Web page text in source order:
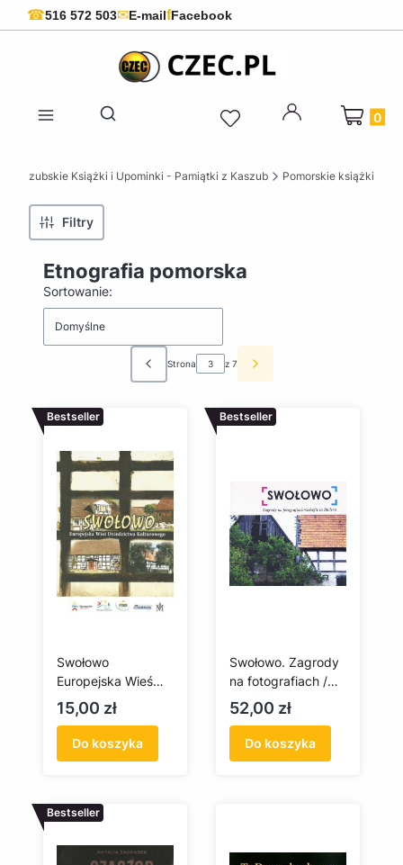
☎516 572 503✉E-mailfFacebook
Otwórz wyszukiwarkę
Produkty
Kaszubskie Książki i Upominki - Pamiątki z Kaszub Pomorskie książki
Filtry
Etnografia pomorska
Lista produktów
Sortowanie:
Domyślne
Poprzednie produkty
Strona z 7 Następne produkty
Bestseller
Swołowo
Europejska Wieś
Dziedzictwa
Kulturowego
Cena
15,00 zł
Do koszyka
Bestseller
Swołowo. Zagrody
na fotografiach /
Gehöfte in Bildren
Cena
52,00 zł
Do koszyka
Bestseller